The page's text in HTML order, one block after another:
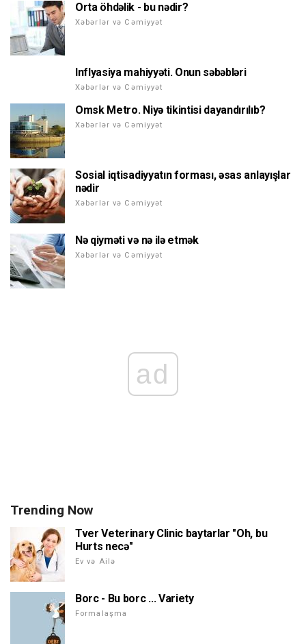
Orta öhdəlik - bu nədir?
Xəbərlər və Cəmiyyət
Inflyasiya mahiyyəti. Onun səbəbləri
Xəbərlər və Cəmiyyət
Omsk Metro. Niyə tikintisi dayandırılıb?
Xəbərlər və Cəmiyyət
Sosial iqtisadiyyatın forması, əsas anlayışlar
nədir
Xəbərlər və Cəmiyyət
Nə qiyməti və nə ilə etmək
Xəbərlər və Cəmiyyət
ad
Trending Now
Tver Veterinary Clinic baytarlar "Oh, bu
Hurts necə"
Ev və Ailə
Borc - Bu borc ... Variety
Formalaşma